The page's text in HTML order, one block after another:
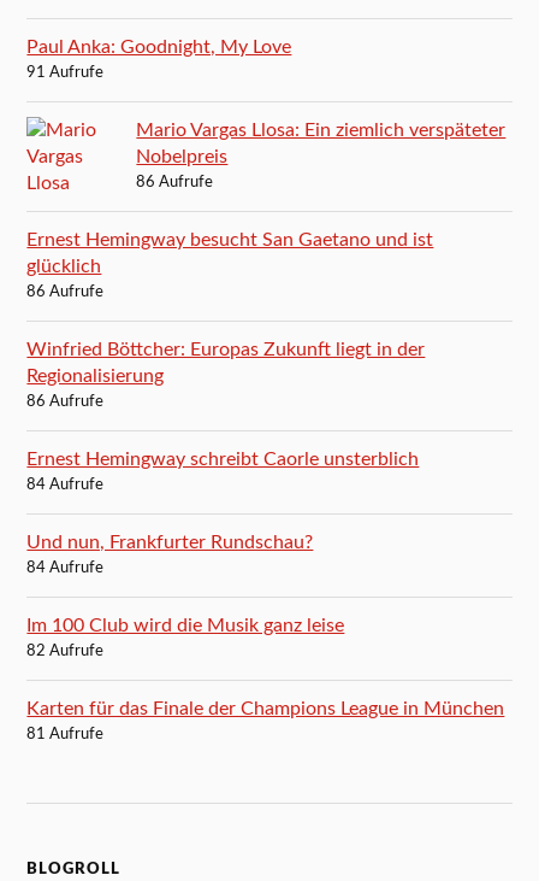
Paul Anka: Goodnight, My Love
91 Aufrufe
Mario Vargas Llosa: Ein ziemlich verspäteter
Nobelpreis
86 Aufrufe
Ernest Hemingway besucht San Gaetano und ist
glücklich
86 Aufrufe
Winfried Böttcher: Europas Zukunft liegt in der
Regionalisierung
86 Aufrufe
Ernest Hemingway schreibt Caorle unsterblich
84 Aufrufe
Und nun, Frankfurter Rundschau?
84 Aufrufe
Im 100 Club wird die Musik ganz leise
82 Aufrufe
Karten für das Finale der Champions League in München
81 Aufrufe
BLOGROLL